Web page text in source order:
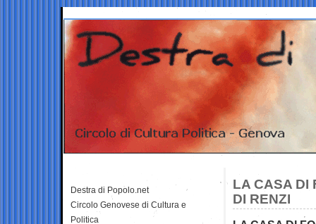
LA CASA DI
DI RENZI
Destra di Popolo.net
Circolo Genovese di Cultura e
Politica